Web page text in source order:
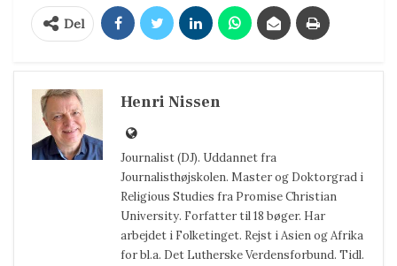
Del
Henri Nissen
Journalist (DJ). Uddannet fra
Journalisthøjskolen. Master og Doktorgrad i
Religious Studies fra Promise Christian
University. Forfatter til 18 bøger. Har
arbejdet i Folketinget. Rejst i Asien og Afrika
for bl.a. Det Lutherske Verdensforbund. Tidl.